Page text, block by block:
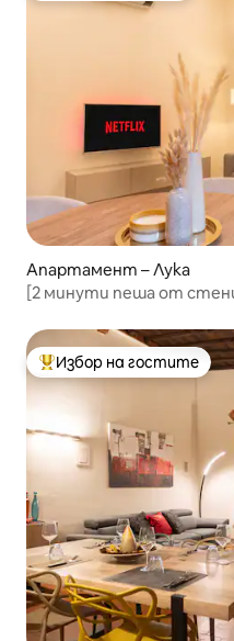
Апартамент – Лука
[2 минути пеша от
Най-популярен избор на
Избор на гостите